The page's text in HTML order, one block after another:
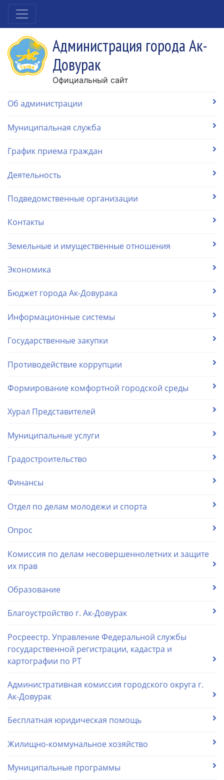
Администрация города Ак-
Довурак
Официальный сайт
Об администрации
Муниципальная служба
График приема граждан
Деятельность
Подведомственные организации
Контакты
Земельные и имущественные отношения
Экономика
Бюджет города Ак-Довурака
Информационные системы
Государственные закупки
Противодействие коррупции
Формирование комфортной городской среды
Хурал Представителей
Муниципальные услуги
Градостроительство
Финансы
Отдел по делам молодежи и спорта
Опрос
Комиссия по делам несовершеннолетних и защите
их прав
Образование
Благоустройство г. Ак-Довурак
Росреестр. Управление Федеральной службы
государственной регистрации, кадастра и
картографии по РТ
Административная комиссия городского округа г.
Ак-Довурак
Бесплатная юридическая помощь
Жилищно-коммунальное хозяйство
Муниципальные программы